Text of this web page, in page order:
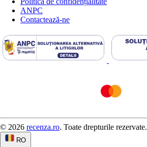
ANPC
Contactează-ne
© 2026 recenza.ro. Toate drepturile rezervate.
RO